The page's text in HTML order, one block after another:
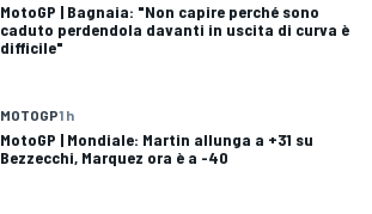
MotoGP | Bagnaia: "Non capire perché sono
caduto perdendola davanti in uscita di curva è
difficile"
MOTOGP1 h
MotoGP | Mondiale: Martin allunga a +31 su
Bezzecchi, Marquez ora è a -40